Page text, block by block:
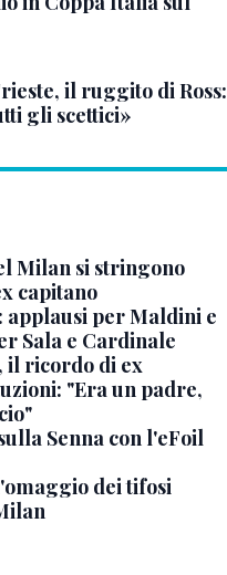
il ruggito di Ross:
gli scettici»
Milan si stringono
capitano
applausi per Maldini e
Sala e Cardinale
il ricordo di ex
"Era un padre,
Senna con l'eFoil
dei tifosi